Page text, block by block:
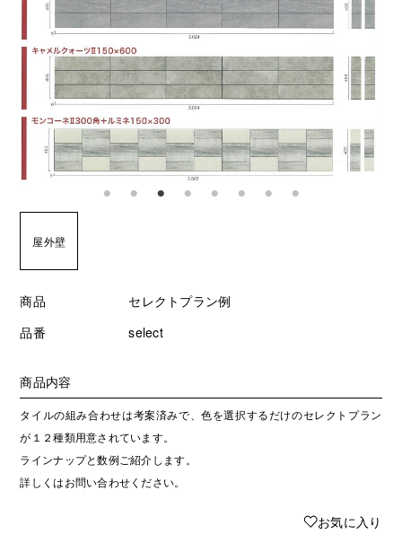
屋外壁
商品
セレクトプラン例
品番
select
商品内容
タイルの組み合わせは考案済みで、色を選択するだけのセレクトプラン
が１２種類用意されています。
ラインナップと数例ご紹介します。
詳しくはお問い合わせください。
♥お気に入り